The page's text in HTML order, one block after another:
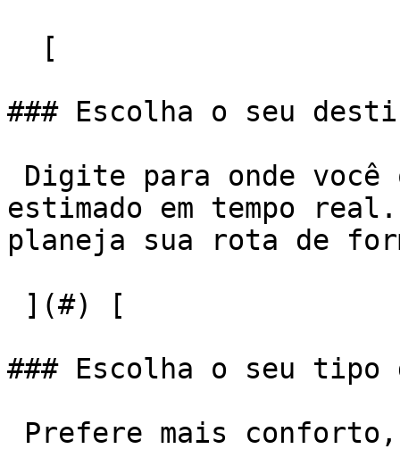
### Escolha o seu
estimado em tempo
planeja sua rota de
### Escolha o seu tipo